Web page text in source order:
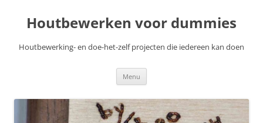
content
Houtbewerken voor dummies
Houtbewerking- en doe-het-zelf projecten die iedereen kan doen
Menu